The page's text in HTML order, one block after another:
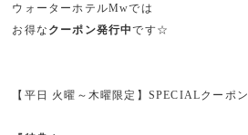
ウォーターホテルMwでは
お得な クーポン発行中です☆
【平日 火曜～木曜限定】SPECIALクーポン